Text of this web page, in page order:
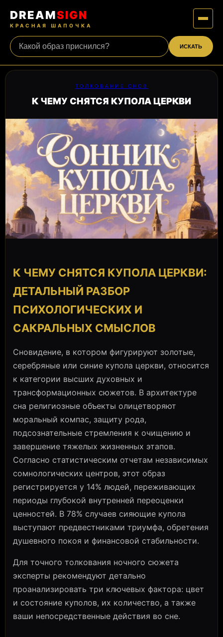
DREAMSIGN
КРАСНАЯ ШАПОЧКА
ИСКАТЬ
ТОЛКОВАНИЕ СНОВ
К ЧЕМУ СНЯТСЯ КУПОЛА ЦЕРКВИ
К ЧЕМУ СНЯТСЯ КУПОЛА ЦЕРКВИ:
ДЕТАЛЬНЫЙ РАЗБОР
ПСИХОЛОГИЧЕСКИХ И
САКРАЛЬНЫХ СМЫСЛОВ
Сновидение, в котором фигурируют золотые,
серебряные или синие купола церкви, относится
к категории высших духовных и
трансформационных сюжетов. В архитектуре
сна религиозные объекты олицетворяют
моральный компас, защиту рода,
подсознательные стремления к очищению и
завершение тяжелых жизненных этапов.
Согласно статистическим отчетам независимых
сомнологических центров, этот образ
регистрируется у 14% людей, переживающих
периоды глубокой внутренней переоценки
ценностей. В 78% случаев сияющие купола
выступают предвестниками триумфа, обретения
душевного покоя и финансовой стабильности.
Для точного толкования ночного сюжета
эксперты рекомендуют детально
проанализировать три ключевых фактора: цвет
и состояние куполов, их количество, а также
ваши непосредственные действия во сне.